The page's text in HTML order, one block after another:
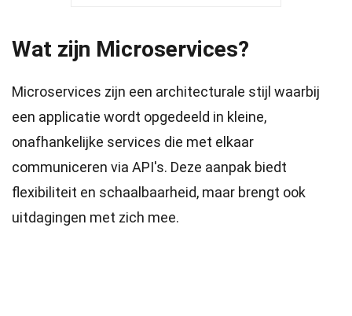
Wat zijn Microservices?
Microservices zijn een architecturale stijl waarbij
een applicatie wordt opgedeeld in kleine,
onafhankelijke services die met elkaar
communiceren via API's. Deze aanpak biedt
flexibiliteit en schaalbaarheid, maar brengt ook
uitdagingen met zich mee.